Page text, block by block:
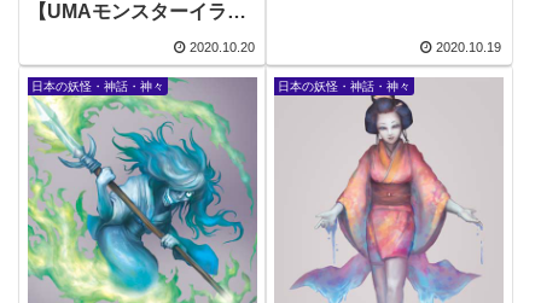
【UMAモンスターイラス
2020.10.20 2020.10.19
日本の妖怪・神話・神々 日本の妖怪・神話・神々